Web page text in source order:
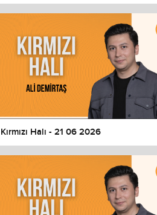
Resetrestore all settings to the default
Close Modal Dialog
End of dialog window.
Kırmızı Halı - 21 06 2026